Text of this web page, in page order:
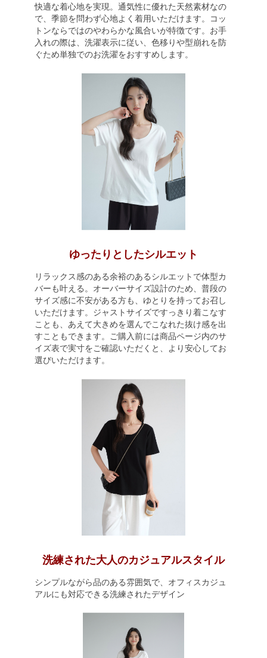
快適な着心地を実現。通気性に優れた天然素材なの
で、季節を問わず心地よく着用いただけます。コッ
トンならではのやわらかな風合いが特徴です。お手
入れの際は、洗濯表示に従い、色移りや型崩れを防
ぐため単独でのお洗濯をおすすめします。
ゆったりとしたシルエット
リラックス感のある余裕のあるシルエットで体型カ
バーも叶える。オーバーサイズ設計のため、普段の
サイズ感に不安がある方も、ゆとりを持ってお召し
いただけます。ジャストサイズですっきり着こなす
ことも、あえて大きめを選んでこなれた抜け感を出
すこともできます。ご購入前には商品ページ内のサ
イズ表で実寸をご確認いただくと、より安心してお
選びいただけます。
洗練された大人のカジュアルスタイル
シンプルながら品のある雰囲気で、オフィスカジュ
アルにも対応できる洗練されたデザイン